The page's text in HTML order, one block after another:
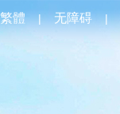
繁體 | 无障碍 |